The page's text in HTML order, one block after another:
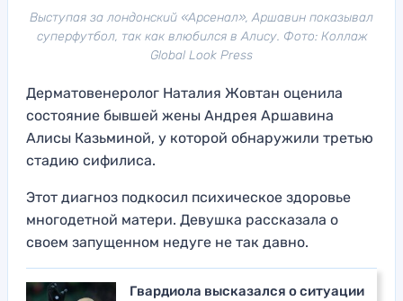
Выступая за лондонский «Арсенал», Аршавин показывал
суперфутбол, так как влюбился в Алису. Фото: Коллаж
Global Look Press
Дерматовенеролог Наталия Жовтан оценила
состояние бывшей жены Андрея Аршавина
Алисы Казьминой, у которой обнаружили третью
стадию сифилиса.
Этот диагноз подкосил психическое здоровье
многодетной матери. Девушка рассказала о
своем запущенном недуге не так давно.
Гвардиола высказался о ситуации